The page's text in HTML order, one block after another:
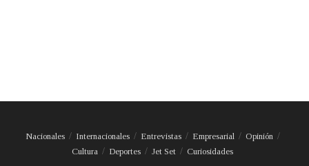
Nacionales Internacionales Entrevistas Empresarial
Opinión
Cultura
Deportes Jet Set Curiosidades